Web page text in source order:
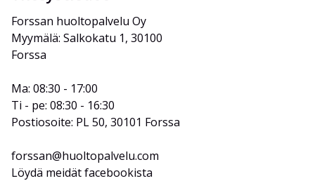
Forssan huoltopalvelu Oy
Myymälä: Salkokatu 1, 30100
Forssa
Ma: 08:30 - 17:00
Ti - pe: 08:30 - 16:30
Postiosoite: PL 50, 30101 Forssa
forssan@huoltopalvelu.com
Löydä meidät facebookista